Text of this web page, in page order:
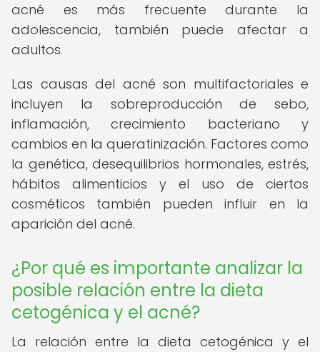
acné es más frecuente durante la
adolescencia, también puede afectar a
adultos.
Las causas del acné son multifactoriales e
incluyen la sobreproducción de sebo,
inflamación, crecimiento bacteriano y
cambios en la queratinización. Factores como
la genética, desequilibrios hormonales, estrés,
hábitos alimenticios y el uso de ciertos
cosméticos también pueden influir en la
aparición del acné.
¿Por qué es importante analizar la
posible relación entre la dieta
cetogénica y el acné?
La relación entre la dieta cetogénica y el